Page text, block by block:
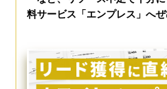
料サービス「エンプレス」へぜ